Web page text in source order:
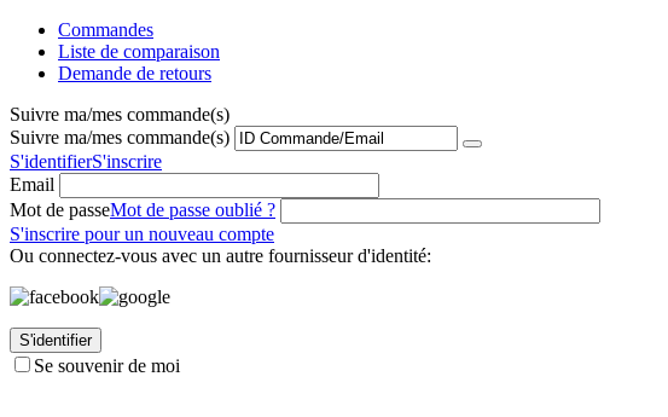
Commandes
Liste de comparaison
Demande de retours
Suivre ma/mes commande(s)
Suivre ma/mes commande(s)
S'identifierS'inscrire
Email
Mot de passeMot de passe oublié ?
S'inscrire pour un nouveau compte
Ou connectez-vous avec un autre fournisseur d'identité:
S'identifier
Se souvenir de moi